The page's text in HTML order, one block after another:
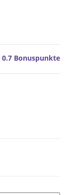
0.7 Bonuspunkte